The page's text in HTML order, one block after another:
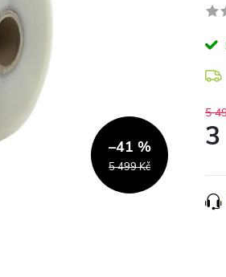
5 499 Kč
–41 %
5